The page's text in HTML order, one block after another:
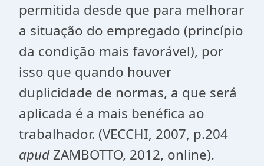
permitida desde que para melhorar
a situação do empregado (princípio
da condição mais favorável), por
isso que quando houver
duplicidade de normas, a que será
aplicada é a mais benéfica ao
trabalhador. (VECCHI, 2007, p.204
apudZAMBOTTO, 2012, online).